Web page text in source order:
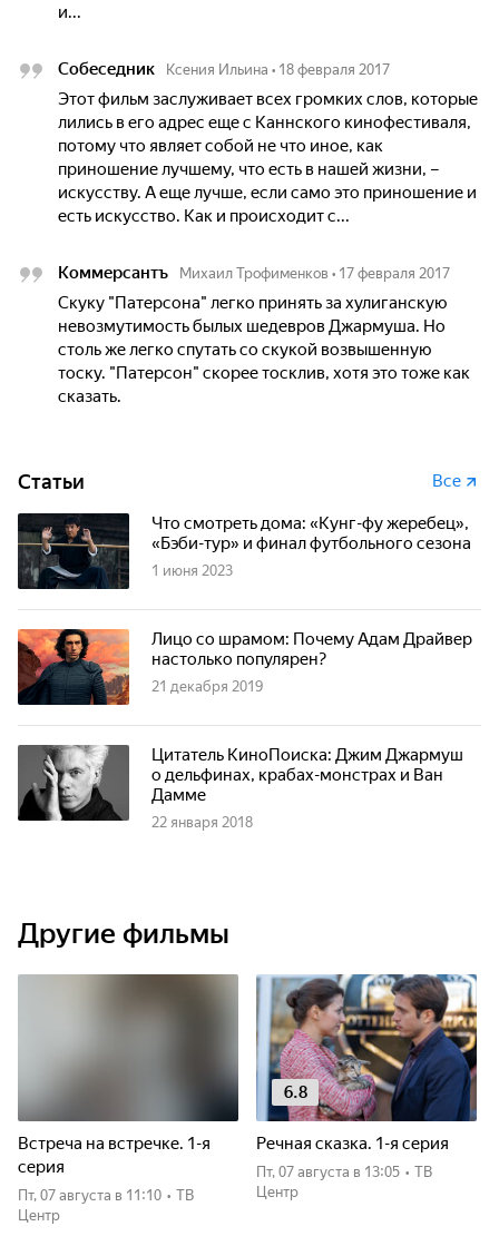
и...
Собеседник Ксения Ильина • 18 февраля 2017
Этот фильм заслуживает всех громких слов, которые
лились в его адрес еще с Каннского кинофестиваля,
потому что являет собой не что иное, как
приношение лучшему, что есть в нашей жизни, –
искусству. А еще лучше, если само это приношение и
есть искусство. Как и происходит с...
Коммерсантъ Михаил Трофименков • 17 февраля 2017
Скуку "Патерсона" легко принять за хулиганскую
невозмутимость былых шедевров Джармуша. Но
столь же легко спутать со скукой возвышенную
тоску. "Патерсон" скорее тосклив, хотя это тоже как
сказать.
Статьи Все
Что смотреть дома: «Кунг-фу жеребец»,
«Бэби-тур» и финал футбольного сезона
1 июня 2023
Лицо со шрамом: Почему Адам Драйвер
настолько популярен?
21 декабря 2019
Цитатель КиноПоиска: Джим Джармуш
о дельфинах, крабах-монстрах и Ван
Дамме
22 января 2018
Другие фильмы
Встреча на встречке. 1-я
серия
пт, 07 августа в 11:10 • ТВ
Центр
6.8
Речная сказка. 1-я серия
пт, 07 августа в 13:05 • ТВ
Центр